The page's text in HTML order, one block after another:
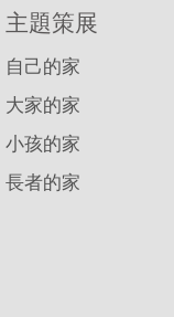
主題策展
自己的家
大家的家
小孩的家
長者的家